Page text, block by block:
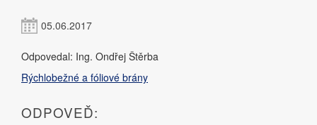
05.06.2017
Odpovedal: Ing. Ondřej Štěrba
Rýchlobežné a fóliové brány
ODPOVEĎ: